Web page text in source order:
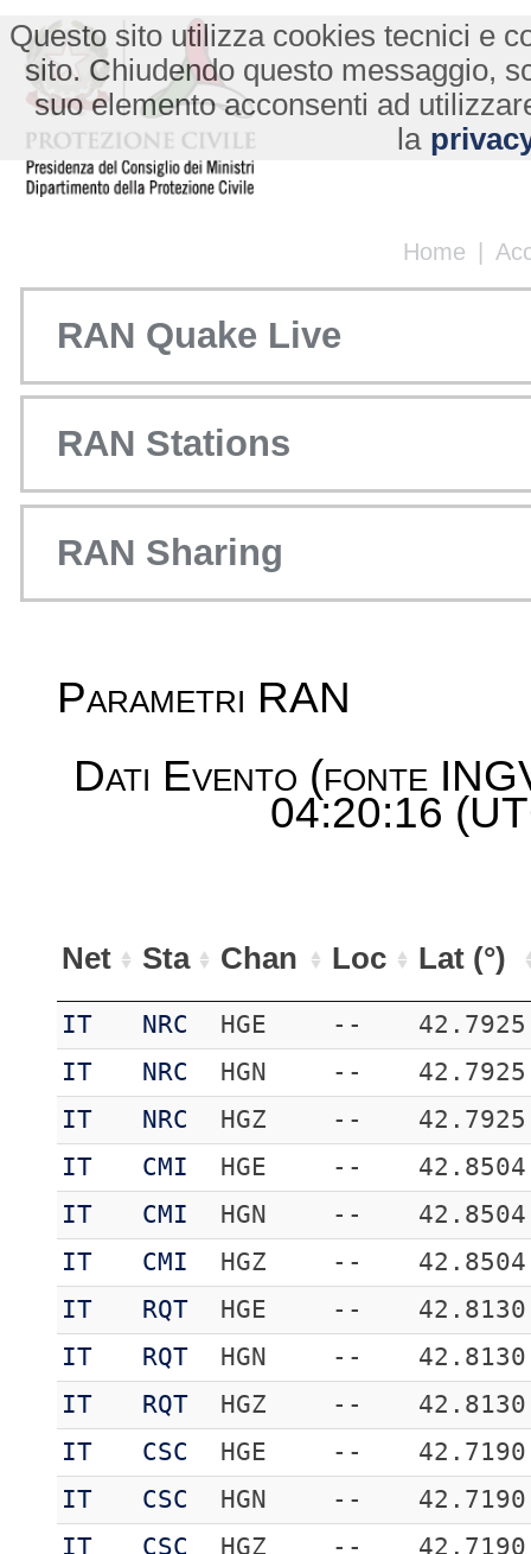
Home |
Questo sito utilizza cookies tecnici e
sito. Chiudendo questo messaggio,
suo elemento acconsenti ad
la
RAN Quake Live
RAN Stations
RAN Sharing
Parametri RAN
Dati Evento (fonte
04:20:16
Net Sta Chan Loc Lat (°)
IT NRC HGE --
42.7925
IT
NRC HGN --
42.7925
IT
NRC HGZ --
42.7925
IT
CMI HGE --
42.8504
IT
CMI HGN --
42.8504
IT
CMI HGZ --
42.8504
IT
RQT HGE --
42.8130
IT
RQT HGN --
42.8130
IT
RQT HGZ --
42.8130
IT
CSC HGE --
42.7190
IT
CSC HGN --
42.7190
IT
CSC HGZ --
42.7190